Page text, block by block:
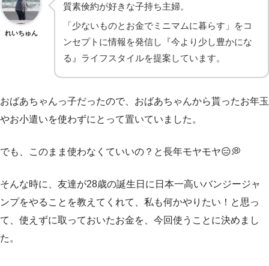
れいちゅん
質素倹約が好きな子持ち主婦。
「少ないものとお金でミニマムに暮らす」をコ
ンセプトに情報を発信し『今より少し豊かにな
る』ライフスタイルを提案しています。
おばあちゃんっ子だったので、おばあちゃんから貰ったお年玉
やお小遣いを使わずにとって置いていました。
でも、このまま使わなくていいの？と長年モヤモヤ😑💭
そんな時に、友達が28歳の誕生日に日本一高いバンジージャ
ンプをやることを教えてくれて、私も何かやりたい！と思っ
て、使えずに取っておいたお金を、今回使うことに決めまし
た。